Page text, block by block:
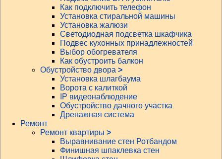
Как подключить телефон
Установка стиральной машины
Установка жалюзи
Светодиодная подсветка шкафчика
Подвес кухонных принадлежностей
Выбор обогревателя
Как обустроить балкон
Обустройство двора >
Установка шлагбаума
Ворота с калиткой
IP видеонаблюдение
Обустройство дачного участка
Дренажная система
Ремонт
Ремонт квартиры >
Выравнивание стен Ротбандом
Финишная шпаклевка стен